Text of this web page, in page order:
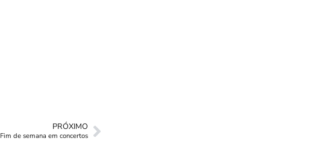
PRÓXIMO
Fim de semana em concertos